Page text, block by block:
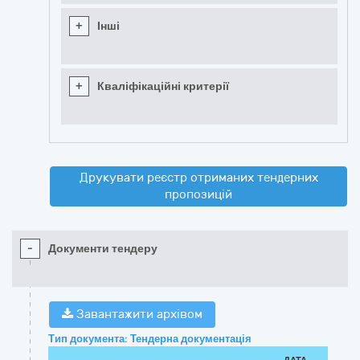
+ Інші
+ Кваліфікаційні критерії
Друкувати реєстр отриманих тендерних
пропозицій
- Документи тендеру
Завантажити архівом
Тип документа: Тендерна документація